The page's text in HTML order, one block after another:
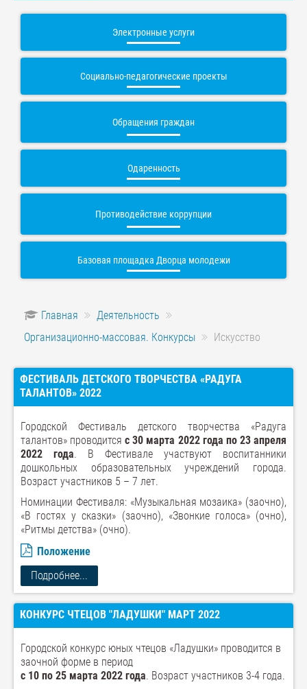
Электронные услуги
Социально-педагогические проекты
Обращения граждан
Одаренность
Противодействие коррупции
Базовая площадка Дворца молодежи
Главная
Деятельность
Организационно-массовая. Конкурсы
Искусство
ФЕСТИВАЛЬ ДЕТСКОГО ТВОРЧЕСТВА «РАДУГА
ТАЛАНТОВ» 2022
Городской Фестиваль детского творчества «Радуга
талантов» проводитсяс 30 марта 2022 года по 23 апреля
2022 года. В Фестивале участвуют воспитанники
дошкольных образовательных учреждений города.
Возраст участников 5 – 7 лет.
Номинации Фестиваля: «Музыкальная мозаика» (заочно),
«В гостях у сказки» (заочно), «Звонкие голоса» (очно),
«Ритмы детства» (очно).
Положение
Подробнее...
КОНКУРС ЧТЕЦОВ "ЛАДУШКИ" МАРТ 2022
Городской конкурс юных чтецов «Ладушки» проводится в
заочной форме в период
с 10 по 25 марта 2022 года. Возраст участников 3-4 года.